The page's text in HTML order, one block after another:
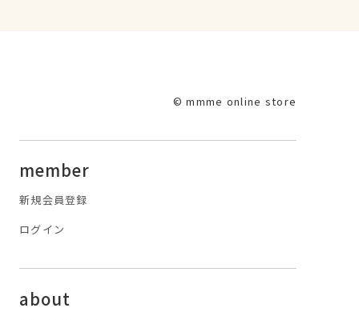
© mmme online store
member
新規会員登録
ログイン
about